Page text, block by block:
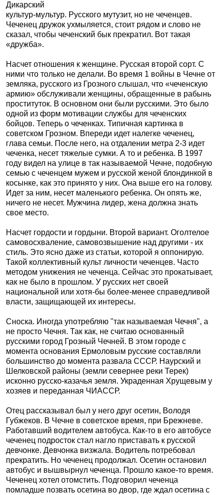
Дикарский
культур-мультур. Русского мутузит, но не чеченцев.
Чеченец дружок ухмыляется, стоит рядом и слово не
сказал, чтобы чеченский бык прекратил. Вот такая
«дружба».
Насчет отношения к женщине. Русская второй сорт. С
ними что только не делали. Во время 1 войны в Чечне от
земляка, русского из Грозного слышал, что «чеченскую
армию» обслуживали женщины, обращенные в рабынь
проституток. В основном они были русскими. Это было
одной из форм мотивации службы для чеченских
бойцов. Теперь о чеченках. Типичная картинка в
советском Грозном. Впереди идет налегке чеченец,
глава семьи. После него, на отдалении метра 2-3 идет
чеченка, несет тяжелые сумки. А то и ребенка. В 1997
году видел на улице в так называемой Чечне, подобную
семью с чеченцем мужем и русской женой блондинкой в
косынке, как это принято у них. Она выше его на голову.
Идет за ним, несет маленького ребенка. Он опять же,
ничего не несет. Мужчина лидер, жена должна знать
свое место.
Насчет гордости и гордыни. Второй вариант. Оголтелое
самовосхваление, самовозвышение над другими - их
стиль. Это ясно даже из статьи, которой я оппонирую.
Такой коллективный культ личности чеченцев. Часто
методом унижения не чеченца. Сейчас это прокатывает,
как не было в прошлом. У русских нет своей
национальной или хотя-бы более-менее справедливой
власти, защищающей их интересы.
Сноска. Иногда употребляю "так называемая Чечня", а
не просто Чечня. Так как, не считаю основанный
русскими город Грозный Чечней. В этом городе с
момента основания Ермоловым русские составляли
большинство до момента развала СССР. Наурский и
Шелковской районы (земли севернее реки Терек)
исконно русско-казачья земля. Украденная Хрущевым у
хозяев и переданная ЧИАССР.
Отец рассказывал был у него друг осетин, Володя
Губжеков. В Чечне в советское время, при Брежневе.
Работавший водителем автобуса. Как-то в его автобусе
чеченец подросток стал нагло приставать к русской
девчонке. Девчонка визжала. Водитель потребовал
прекратить. Но чеченец продолжал. Осетин остановил
автобус и вышвырнул чеченца. Прошло какое-то время.
Чеченец хотел отомстить. Подговорил чеченца
помладше позвать осетина во двор, где ждал осетина с